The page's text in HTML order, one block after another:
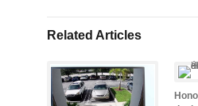
Related Articles